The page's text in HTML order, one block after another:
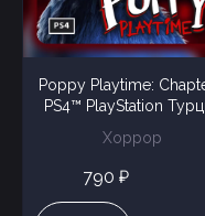
Poppy Playtime:
PS4™ PlayStation
Хоррор
790 ₽